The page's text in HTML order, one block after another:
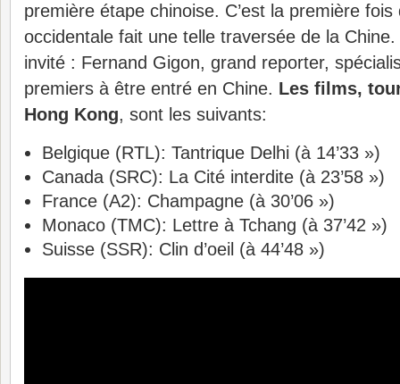
première étape chinoise. C’est la première fois
occidentale fait une telle traversée de la
invité : Fernand Gigon, grand reporter,
premiers à être entré en Chine. Les films,
Hong Kong, sont les suivants:
Belgique (RTL): Tantrique Delhi (à 14’33 »)
Canada (SRC): La Cité interdite (à 23’58 »)
France (A2): Champagne (à 30’06 »)
Monaco (TMC): Lettre à Tchang (à 37’42 »)
Suisse (SSR): Clin d’oeil (à 44’48 »)